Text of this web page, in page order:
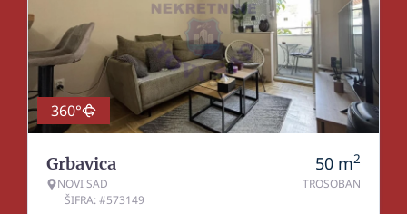
360°
Grbavica
NOVI SAD
ŠIFRA: #573149
50 m2
TROSOBAN